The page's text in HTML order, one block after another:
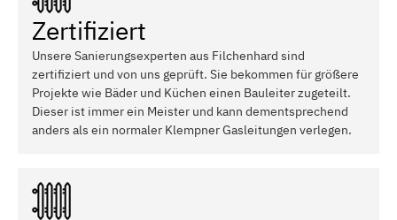
Zertifiziert
Unsere Sanierungsexperten aus Filchenhard sind
zertifiziert und von uns geprüft. Sie bekommen für größere
Projekte wie Bäder und Küchen einen Bauleiter zugeteilt.
Dieser ist immer ein Meister und kann dementsprechend
anders als ein normaler Klempner Gasleitungen verlegen.